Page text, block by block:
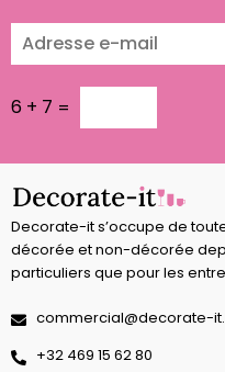
6 + 7 =
Decorate-it s’occupe de
décorée et non-décorée
particuliers que pour les
commercial@decorate-
‭+32 469 15 62 80‬